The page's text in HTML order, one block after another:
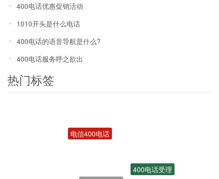
400电话优惠促销活动
1010开头是什么电话
400电话的语音导航是什么?
400电话服务呼之欲出
热门标签
400电话受理